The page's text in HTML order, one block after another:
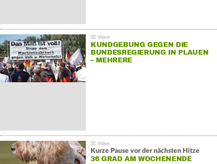
KUNDGEBUNG GEGEN DIE
BUNDESREGIERUNG IN PLAUEN
– MEHRERE
Kurze Pause vor der nächsten Hitze
36 GRAD AM WOCHENENDE